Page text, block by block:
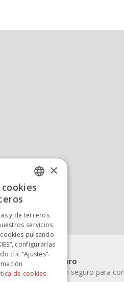
rápido y seguro
la forma de pago seguro para
SPANISH
×
y de terceros
servicios.
pulsando
configurarlas
clic “Ajustes”.
de cookies.